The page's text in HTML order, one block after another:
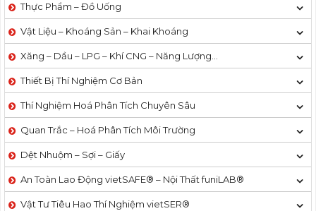
Thực Phẩm – Đồ Uống
Vật Liệu – Khoáng Sản – Khai Khoáng
Xăng – Dầu – LPG – Khí CNG – Năng Lượng…
Thiết Bị Thí Nghiệm Cơ Bản
Thí Nghiệm Hoá Phân Tích Chuyên Sâu
Quan Trắc – Hoá Phân Tích Môi Trường
Dệt Nhuộm – Sợi – Giấy
An Toàn Lao Động vietSAFE® – Nội Thất funiLAB®
Vật Tư Tiêu Hao Thí Nghiệm vietSER®